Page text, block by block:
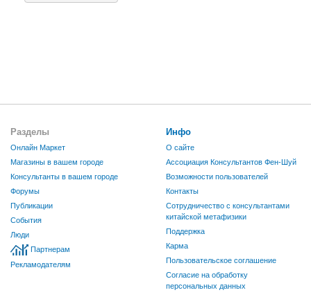
Разделы
Онлайн Маркет
Магазины в вашем городе
Консультанты в вашем городе
Форумы
Публикации
События
Люди
Партнерам
Рекламодателям
Инфо
О сайте
Ассоциация Консультантов Фен-Шуй
Возможности пользователей
Контакты
Сотрудничество с консультантами
китайской метафизики
Поддержка
Карма
Пользовательское соглашение
Согласие на обработку
персональных данных